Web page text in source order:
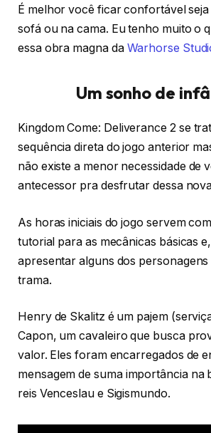
É melhor você ficar confortável
sofá ou na cama. Eu tenho muito o
essa obra magna da Warhorse
Um sonho de
Kingdom Come: Deliverance 2 se
sequência direta do jogo anterior
não existe a menor necessidade de
antecessor pra desfrutar dessa
As horas iniciais do jogo servem
tutorial para as mecânicas básicas
apresentar alguns dos
trama.
Henry de Skalitz é um pajem
Capon, um cavaleiro que busca
valor. Eles foram encarregados de
mensagem de suma importância na
reis Venceslau e Sigismundo.